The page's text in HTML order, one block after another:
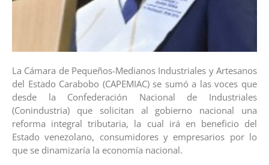
La Cámara de Pequeños-Medianos Industriales y Artesanos
del Estado Carabobo (CAPEMIAC) se sumó a las voces que
desde la Confederación Nacional de Industriales
(Conindustria) que solicitan al gobierno nacional una
reforma integral tributaria, la cual irá en beneficio del
Estado venezolano, consumidores y empresarios por lo
que se dinamizaría la economía nacional.